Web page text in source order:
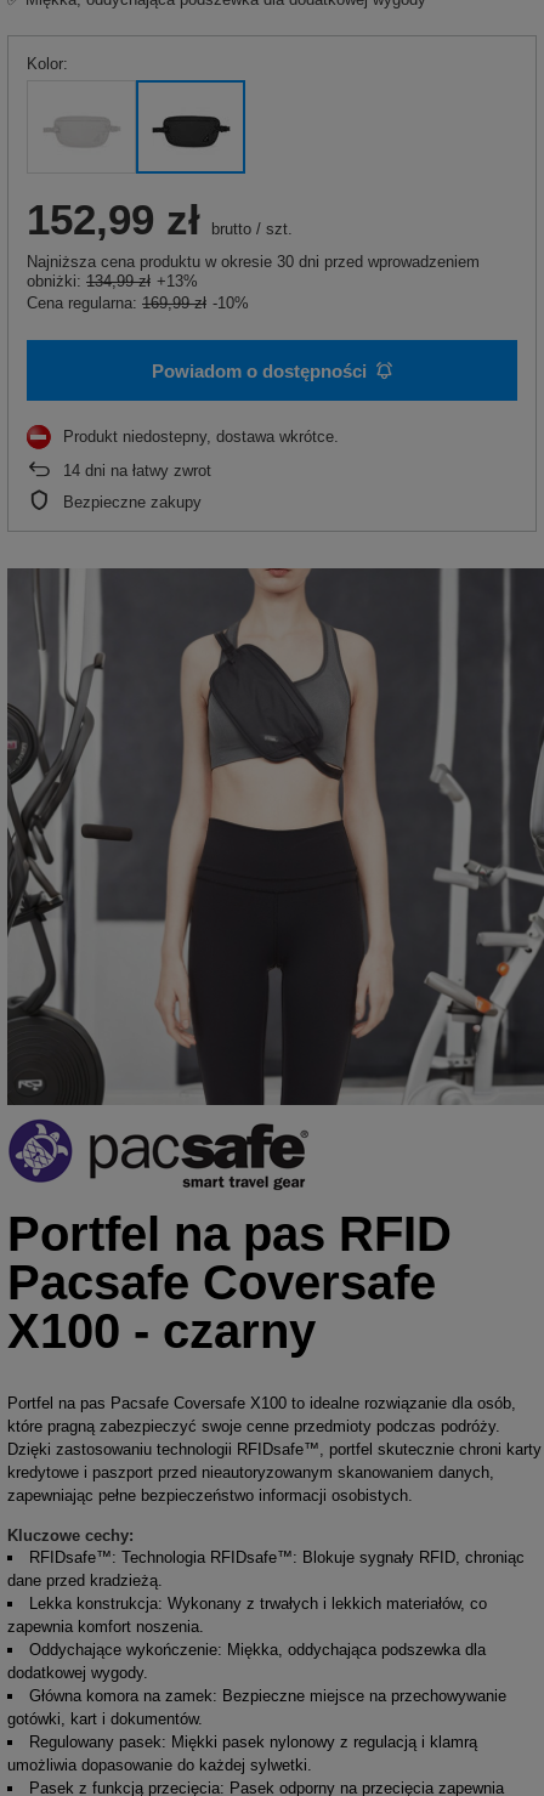
Kolor
152,99 zł brutto / szt.
Najniższa cena produktu w okresie 30 dni przed wprowadzeniem
obniżki: 134,99 zł +13%
Cena regularna: 169,99 zł -10%
Powiadom o dostępności
Produkt niedostepny, dostawa wkrótce
14 dni na łatwy zwrot
Bezpieczne zakupy
Portfel na pas RFID
Pacsafe Coversafe
X100 - czarny
Portfel na pas Pacsafe Coversafe X100 to idealne rozwiązanie dla osób,
które pragną zabezpieczyć swoje cenne przedmioty podczas podróży.
Dzięki zastosowaniu technologii RFIDsafe™, portfel skutecznie chroni karty
kredytowe i paszport przed nieautoryzowanym skanowaniem danych,
zapewniając pełne bezpieczeństwo informacji osobistych.
Kluczowe cechy:
RFIDsafe™: Technologia RFIDsafe™: Blokuje sygnały RFID, chroniąc
dane przed kradzieżą.
Lekka konstrukcja: Wykonany z trwałych i lekkich materiałów, co
zapewnia komfort noszenia.
Oddychające wykończenie: Miękka, oddychająca podszewka dla
dodatkowej wygody.
Główna komora na zamek: Bezpieczne miejsce na przechowywanie
gotówki, kart i dokumentów.
Regulowany pasek: Miękki pasek nylonowy z regulacją i klamrą
umożliwia dopasowanie do każdej sylwetki.
Pasek z funkcją przecięcia: Pasek odporny na przecięcia zapewnia